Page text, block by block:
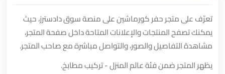
تعرّف على متجر حفر كورماشين على منصة سوق دادسترز، حيث
يمكنك تصفح المنتجات والإعلانات المتاحة داخل صفحة المتجر،
مشاهدة التفاصيل والصور، والتواصل مباشرة مع صاحب المتجر.
يظهر المتجر ضمن فئة عالم المنزل - تركيب مطابخ.